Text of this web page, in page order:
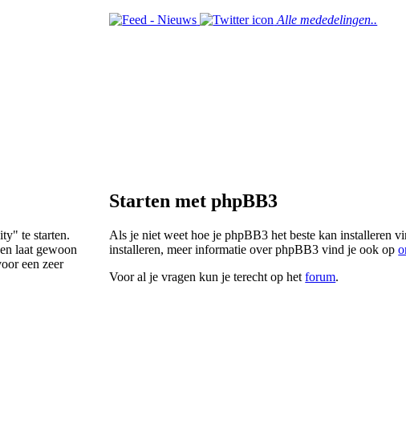
Alle mededelingen..
te starten.
laat gewoon
een zeer
Starten met phpBB3
Als je niet weet hoe je phpBB3 het beste kan installeren
installeren, meer informatie over phpBB3 vind je ook op
Voor al je vragen kun je terecht op hetforum.